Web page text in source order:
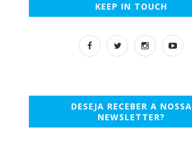
KEEP IN TOUCH
DESEJA RECEBER A NOSSA
NEWSLETTER?